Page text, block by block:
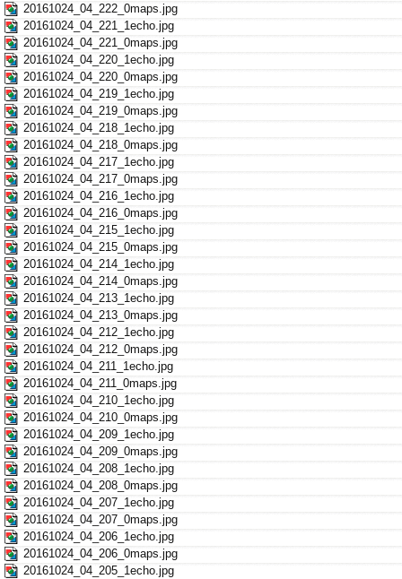
20161024_04_222_0maps.jpg
20161024_04_221_1echo.jpg
20161024_04_221_0maps.jpg
20161024_04_220_1echo.jpg
20161024_04_220_0maps.jpg
20161024_04_219_1echo.jpg
20161024_04_219_0maps.jpg
20161024_04_218_1echo.jpg
20161024_04_218_0maps.jpg
20161024_04_217_1echo.jpg
20161024_04_217_0maps.jpg
20161024_04_216_1echo.jpg
20161024_04_216_0maps.jpg
20161024_04_215_1echo.jpg
20161024_04_215_0maps.jpg
20161024_04_214_1echo.jpg
20161024_04_214_0maps.jpg
20161024_04_213_1echo.jpg
20161024_04_213_0maps.jpg
20161024_04_212_1echo.jpg
20161024_04_212_0maps.jpg
20161024_04_211_1echo.jpg
20161024_04_211_0maps.jpg
20161024_04_210_1echo.jpg
20161024_04_210_0maps.jpg
20161024_04_209_1echo.jpg
20161024_04_209_0maps.jpg
20161024_04_208_1echo.jpg
20161024_04_208_0maps.jpg
20161024_04_207_1echo.jpg
20161024_04_207_0maps.jpg
20161024_04_206_1echo.jpg
20161024_04_206_0maps.jpg
20161024_04_205_1echo.jpg